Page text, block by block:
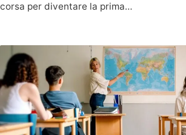
corsa per diventare la prima…